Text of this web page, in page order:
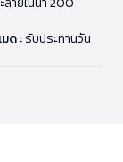
ด :รับประทานวัน